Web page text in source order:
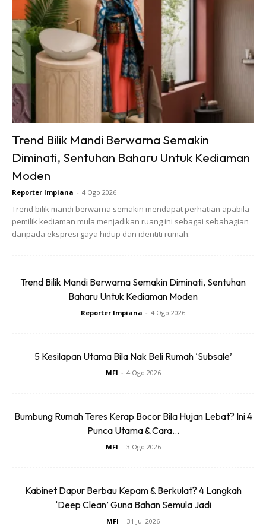
nipis seperti langsir sheer atau langsir berwarna terang.
Ads
Warna gelap atau langsir jenis blackout pula sesuai bagi
rumah yang lebih luas dan menerima cahaya luar yang
banyak.
ATAU POLOS?
Langsir yang bercorak pada masa kini mempunyai pelbagai
bentuk geometri, jalur atau polka dot.
namun dapat memberi pandangan yang mempersona
sekiranya anda bijak dalam memilih hiasan yang sederhana.
Elakkan penggunaan kertas dinding yang bercorak atau
Nak beli langsir murah dan cantik. Boleh beli dekat
ni https://invol.co/claeeqd.
Trend Bilik Mandi Berwarna Semakin
Diminati, Sentuhan Baharu Untuk Kediaman
Moden
Reporter Impiana - 4 Ogo 2026
Trend bilik mandi berwarna semakin mendapat perhatian apabila
pemilik kediaman mula menjadikan ruang ini sebagai sebahagian
daripada ekspresi gaya hidup dan identiti rumah.
Trend Bilik Mandi Berwarna Semakin Diminati, Sentuhan
Baharu Untuk Kediaman Moden
Reporter Impiana - 4 Ogo 2026
5 Kesilapan Utama Bila Nak Beli Rumah ‘Subsale’
MFI - 4 Ogo 2026
Bumbung Rumah Teres Kerap Bocor Bila Hujan Lebat? Ini 4
Punca Utama & Cara...
MFI - 3 Ogo 2026
Kabinet Dapur Berbau Kepam & Berkulat? 4 Langkah
‘Deep Clean’ Guna Bahan Semula Jadi
MFI - 31 Jul 2026